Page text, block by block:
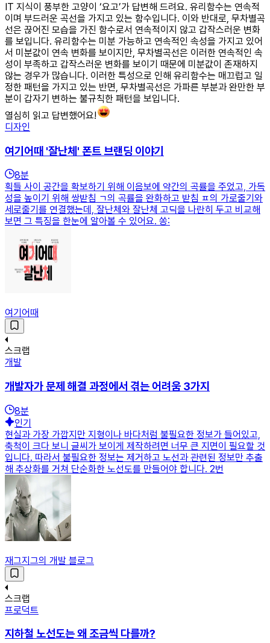
IT 지식이 풍부한 고양이 ‘요고’가 답변해 드려요. 유리함수는 연속적
이며 부드러운 곡선을 가지고 있는 함수입니다. 이와 반대로, 무차별곡
선은 끊어진 모습을 가진 함수로서 연속적이지 않고 갑작스러운 변화
를 보입니다. 유리함수는 미분 가능하고 연속적인 속성을 가지고 있어
서 미분값이 연속 변화를 보이지만, 무차별곡선은 이러한 연속적인 속
성이 부족하고 갑작스러운 변화를 보이기 때문에 미분값이 존재하지
않는 경우가 많습니다. 이러한 특성으로 인해 유리함수는 매끄럽고 일
정한 패턴을 가지고 있는 반면, 무차별곡선은 가파른 부분과 완만한 부
분이 갑자기 변하는 불규칙한 패턴을 보입니다.
열심히 읽고 답변했어요!
디자인
여기어때 '잘난체' 폰트 브랜딩 이야기
8분
획들 사이 공간을 확보하기 위해 이음보에 약간의 곡률을 주었고, 가독
성을 높이기 위해 쌍받침 ㄱ의 곡률을 완화하고 받침 ㅍ의 가로줄기와
세로줄기를 연결했는데, 잘난체와 잘난체 고딕을 나란히 두고 비교해
보면 그 특징을 한눈에 알아볼 수 있어요. 쏭:
여기어때
스크랩
개발
개발자가 문제 해결 과정에서 겪는 어려움 3가지
8분
인기
현실과 가장 가깝지만 지형이나 바다처럼 불필요한 정보가 들어있고,
축척이 크다 보니 글씨가 보이게 제작하려면 너무 큰 지면이 필요할 것
입니다. 따라서 불필요한 정보는 제거하고 노선과 관련된 정보만 추출
해 추상화를 거쳐 단순화한 노선도를 만들어야 합니다. 2번
재그지그의 개발 블로그
스크랩
프로덕트
지하철 노선도는 왜 조금씩 다를까?